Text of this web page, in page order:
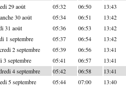
29 août 05:32 06:50 13:43
30 août 05:34 06:51 13:42
31 août 05:36 06:53 13:42
1 septembre 05:37 06:54 13:42
2 septembre 05:39 06:56 13:41
3 septembre 05:41 06:57 13:41
4 septembre 05:42 06:58 13:41
5 septembre 05:44 07:00 13:40